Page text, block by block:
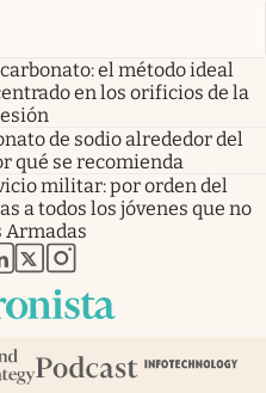
el método ideal
en los orificios de la
de sodio alrededor del
qué se recomienda
militar: por orden del
a todos los jóvenes que no
Armadas
nueva pestaña
en nueva pestaña
abre en nueva pestaña
abre en nueva pestaña
abre en nueva pestaña